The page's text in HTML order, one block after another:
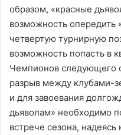
образом, «красные
возможность опередить
четвертую турнирную
возможность попасть в
Чемпионов следующего
разрыв между клубами-
и для завоевания
дьяволам» необходимо
встрече сезона,